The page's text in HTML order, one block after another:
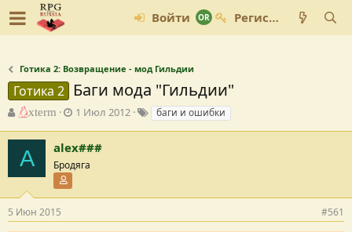
Войти Регистрация
Готика 2: Возвращение - мод Гильдии
Готика 2 Баги мода "Гильдии"
А
т
о
р
т
е
м
ы
xterm
Д
а
с
з
а
1 Июл 2012
Тбаги и ошибки
A alex###
Бродяга
5 Июн 2015 #561